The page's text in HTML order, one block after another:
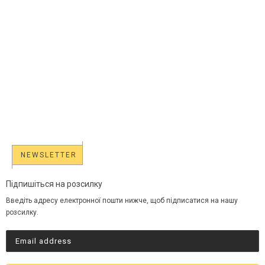
NEWSLETTER
Підпишіться на розсилку
Введіть адресу електронної пошти нижче, щоб підписатися на нашу
розсилку.